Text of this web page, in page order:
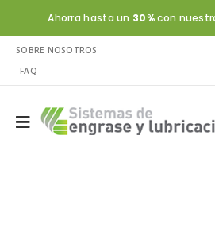
Ahorra hasta un 30%con
SOBRE NOSOTROS
FAQ